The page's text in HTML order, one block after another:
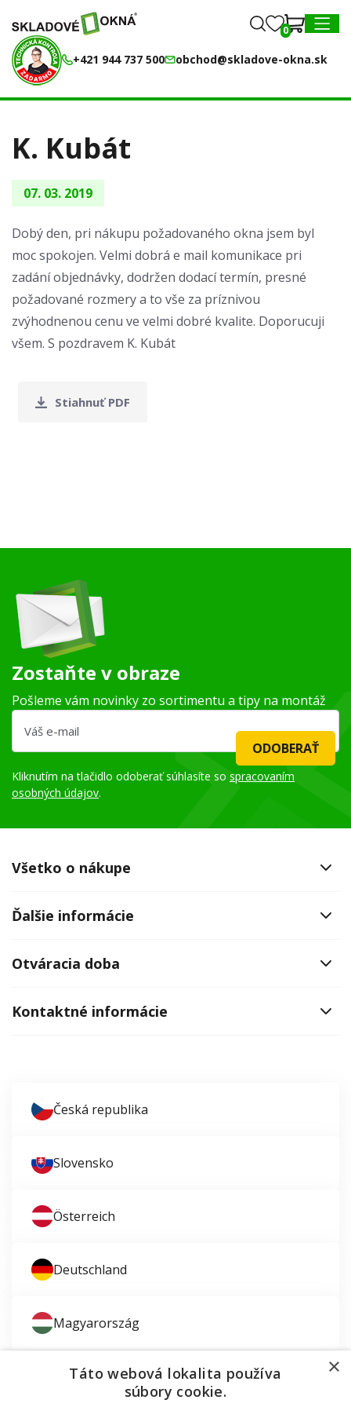
0
+421 944 737 500 obchod@skladove-okna.sk
0
K. Kubát
07. 03. 2019
Dobý den, pri nákupu požadovaného okna jsem byl
moc spokojen. Velmi dobrá e mail komunikace pri
zadání objednávky, dodržen dodací termín, presné
požadované rozmery a to vše za príznivou
zvýhodnenou cenu ve velmi dobré kvalite. Doporucuji
všem. S pozdravem K. Kubát
Stiahnuť PDF
Zostaňte v obraze
Pošleme vám novinky zo sortimentu a tipy na montáž
ODOBERAŤ
Kliknutím na tlačidlo odoberať súhlasíte so spracovaním
osobných údajov.
Všetko o nákupe
Ďalšie informácie
Otváracia doba
Kontaktné informácie
Česká republika
Slovensko
Österreich
Deutschland
Magyarország
×
Táto webová lokalita používa
súbory cookie.